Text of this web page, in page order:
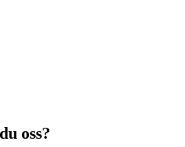
oss?